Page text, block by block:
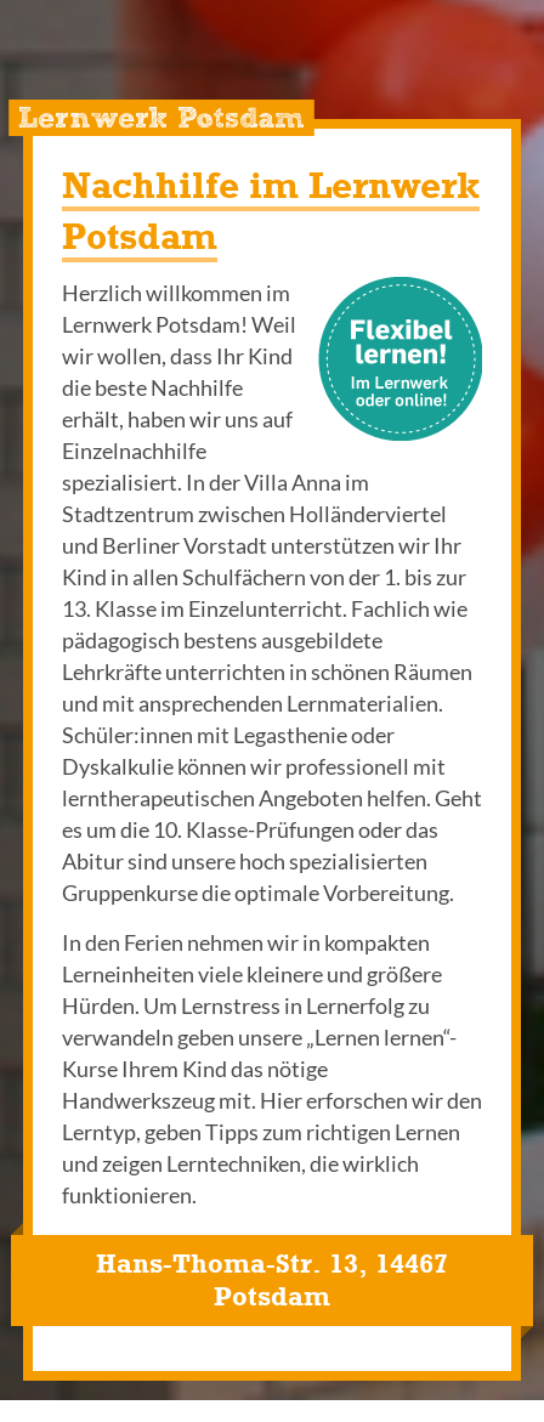
Lernwerk Potsdam
Nachhilfe im Lernwerk
Potsdam
Herzlich willkommen im
Lernwerk Potsdam! Weil
wir wollen, dass Ihr Kind
die beste Nachhilfe
erhält, haben wir uns auf
Einzelnachhilfe
spezialisiert. In der Villa Anna im
Stadtzentrum zwischen Holländerviertel
und Berliner Vorstadt unterstützen wir Ihr
Kind in allen Schulfächern von der 1. bis zur
13. Klasse im Einzelunterricht. Fachlich wie
pädagogisch bestens ausgebildete
Lehrkräfte unterrichten in schönen Räumen
und mit ansprechenden Lernmaterialien.
Schüler:innen mit Legasthenie oder
Dyskalkulie können wir professionell mit
lerntherapeutischen Angeboten helfen. Geht
es um die 10. Klasse-Prüfungen oder das
Abitur sind unsere hoch spezialisierten
Gruppenkurse die optimale Vorbereitung.
In den Ferien nehmen wir in kompakten
Lerneinheiten viele kleinere und größere
Hürden. Um Lernstress in Lernerfolg zu
verwandeln geben unsere „Lernen lernen“-
Kurse Ihrem Kind das nötige
Handwerkszeug mit. Hier erforschen wir den
Lerntyp, geben Tipps zum richtigen Lernen
und zeigen Lerntechniken, die wirklich
funktionieren.
Hans-Thoma-Str. 13, 14467
Potsdam